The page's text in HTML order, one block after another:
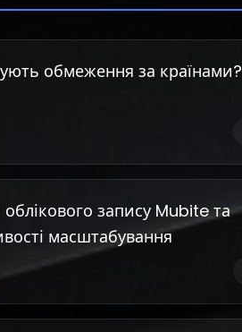
обмеження за країнами?
облікового запису Mubite та
масштабування